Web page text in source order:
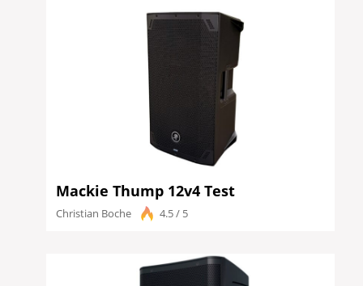
Mackie Thump 12v4 Test
Christian Boche 4.5 / 5